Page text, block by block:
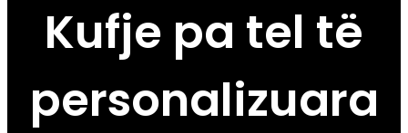
Kufje pa tel të
personalizuara